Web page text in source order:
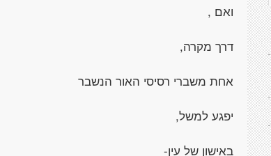
ואם ,
דרך מקרה,
אחת משברי רסיסי האור הנשבר
יפגע למשל,
באישון של עין-